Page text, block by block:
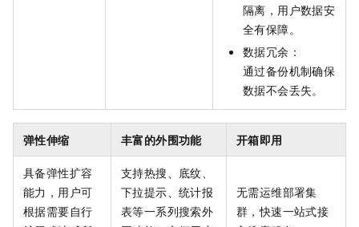
隔离，用户数据安
全有保障。
数据冗余：
通过备份机制确保
数据不会丢失。
弹性伸缩 丰富的外围功能 开箱即用
具备弹性扩容
能力，用户可
根据需要自行
支持热搜、底纹、
下拉提示、统计报
表等一系列搜索外
无需运维部署集
群，快速一站式接